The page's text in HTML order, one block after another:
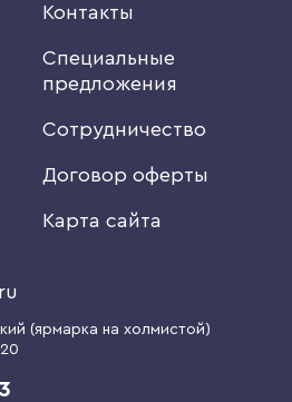
Контакты
Специальные
предложения
Сотрудничество
Договор оферты
Карта сайта
(ярмарка на холмистой)